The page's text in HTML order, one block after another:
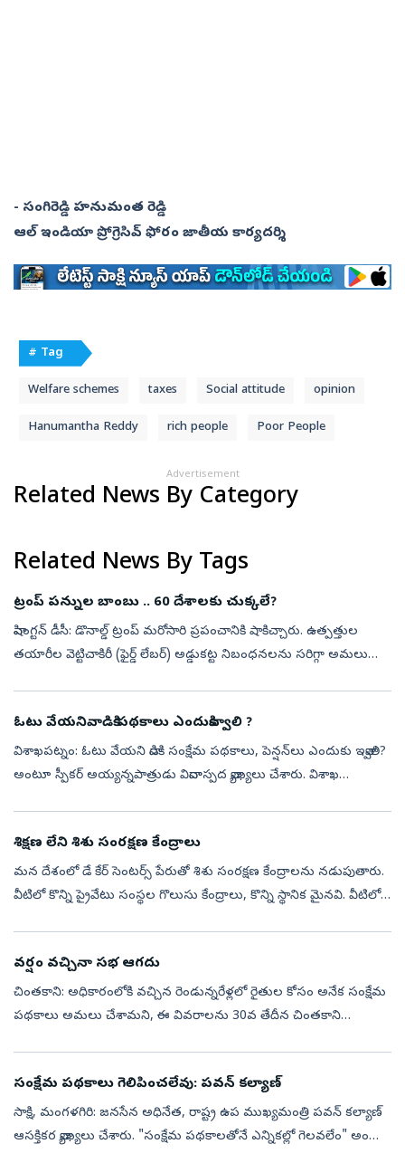
- సంగిరెడ్డి హనుమంత రెడ్డి
ఆల్‌ ఇండియా ప్రోగ్రెసివ్‌ ఫోరం జాతీయ కార్యదర్శి
# Tag
Welfare schemes taxes Social attitude opinion
Hanumantha Reddy rich people Poor People
Advertisement
Related News By Category
Related News By Tags
ట్రంప్‌ పన్నుల బాంబు .. 60 దేశాలకు చుక్కలే?
వాషింగ్టన్ డీసీ: డొనాల్డ్ ట్రంప్ మరోసారి ప్రపంచానికి షాకిచ్చారు. ఉత్పత్తుల
తయారీల వెట్టిచాకిరీ (ఫైర్డ్ లేబర్) అడ్డుకట్ట నిబంధనలను సరిగ్గా అమలు
ఓటు వేయనివాడికి పథకాలు ఎందుకివ్వాలి ?
విశాఖపట్నం: ఓటు వేయని వాడికి సంక్షేమ పథకాలు, పెన్షన్‌లు ఎందుకు ఇవ్వాలి?
అంటూ స్పీకర్‌ అయ్యన్నపాత్రుడు వివాదాస్పద వ్యాఖ్యలు చేశారు. విశాఖ
శిక్షణ లేని శిశు సంరక్షణ కేంద్రాలు
మన దేశంలో డే కేర్‌ సెంటర్స్‌ పేరుతో శిశు సంరక్షణ కేంద్రాలను నడుపుతారు.
వీటిలో కొన్ని ప్రైవేటు సంస్థల గొలుసు కేంద్రాలు, కొన్ని స్థానిక మైనవి. వీటిలో
వర్షం వచ్చినా సభ ఆగదు
చింతకాని: అధికారంలోకి వచ్చిన రెండున్నరేళ్లలో రైతుల కోసం అనేక సంక్షేమ
పథకాలు అమలు చేశామని, ఈ వివరాలను 30వ తేదీన చింతకాని
సంక్షేమ పథకాలు గెలిపించలేవు: పవన్‌ కల్యాణ్‌
సాక్షి, మంగళగిరి: జనసేన అధినేత, రాష్ట్ర ఉప ముఖ్యమంత్రి పవన్‌ కల్యాణ్‌
ఆసక్తికర వ్యాఖ్యలు చేశారు. "సంక్షేమ పథకాలతోనే ఎన్నికల్లో గెలవలేం" అంటూ